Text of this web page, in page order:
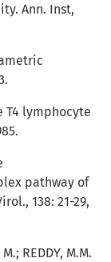
Ann. Inst,
T4 lymphocyte
pathway of
138: 21-29,
REDDY, M.M.